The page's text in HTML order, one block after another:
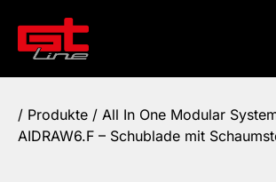
/ Produkte / All In One Modular
AIDRAW6.F – Schublade mit